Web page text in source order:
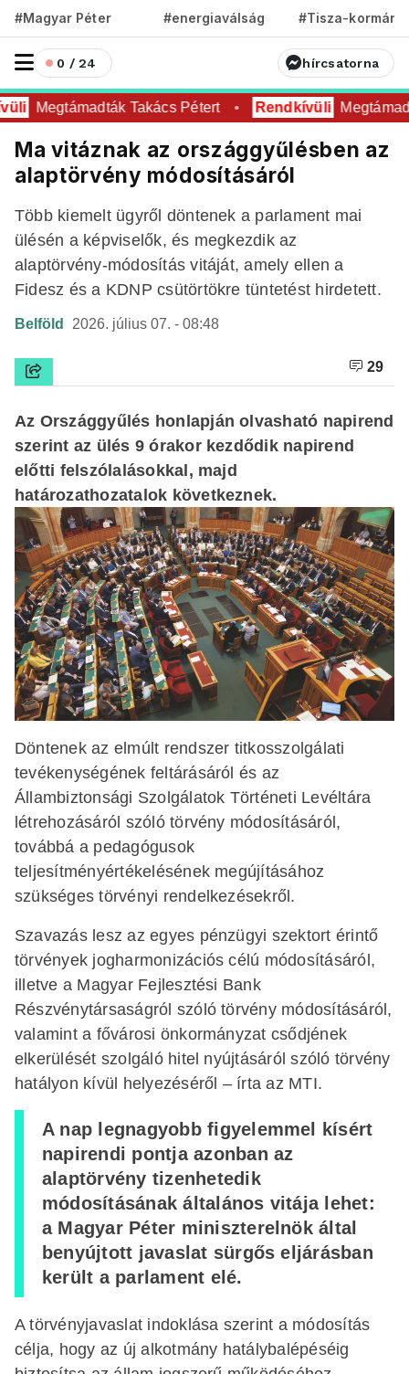
#Magyar Péter #energiaválság #Tisza-kormány
0 / 24 hírcsatorna
Megtámadták Takács Pétert Rendkívüli
Ma vitáznak az országgyűlésben az
alaptörvény módosításáról
Több kiemelt ügyről döntenek a parlament mai
ülésén a képviselők, és megkezdik az
alaptörvény-módosítás vitáját, amely ellen a
Fidesz és a KDNP csütörtökre tüntetést hirdetett.
Belföld 2026. július 07. - 08:48
29
Az Országgyűlés honlapján olvasható napirend
szerint az ülés 9 órakor kezdődik napirend
előtti felszólalásokkal, majd
határozathozatalok következnek.
Döntenek az elmúlt rendszer titkosszolgálati
tevékenységének feltárásáról és az
Állambiztonsági Szolgálatok Történeti Levéltára
létrehozásáról szóló törvény módosításáról,
továbbá a pedagógusok
teljesítményértékelésének megújításához
szükséges törvényi rendelkezésekről.
Szavazás lesz az egyes pénzügyi szektort érintő
törvények jogharmonizációs célú módosításáról,
illetve a Magyar Fejlesztési Bank
Részvénytársaságról szóló törvény módosításáról,
valamint a fővárosi önkormányzat csődjének
elkerülését szolgáló hitel nyújtásáról szóló törvény
hatályon kívül helyezéséről – írta az MTI.
A nap legnagyobb figyelemmel kísért
napirendi pontja azonban az
alaptörvény tizenhetedik
módosításának általános vitája lehet:
a Magyar Péter miniszterelnök által
benyújtott javaslat sürgős eljárásban
került a parlament elé.
A törvényjavaslat indoklása szerint a módosítás
célja, hogy az új alkotmány hatálybalépéséig